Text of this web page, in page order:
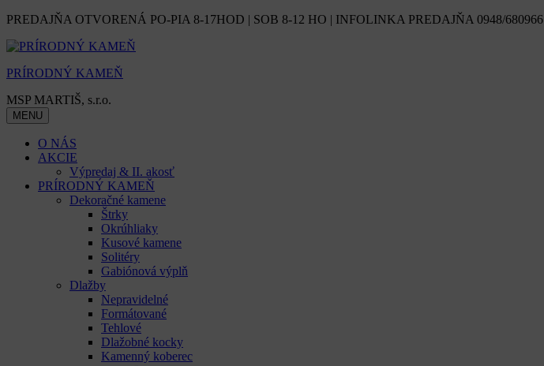
Skip
content
PREDAJŇA OTVORENÁ PO-PIA 8-17HOD | SOB 8-12 HO | INFOLINKA PREDAJŇA 0948/680966
PRÍRODNÝ KAMEŇ
MSP MARTIŠ, s.r.o.
MENU
O NÁS
AKCIE
Výpredaj & II. akosť
PRÍRODNÝ KAMEŇ
Dekoračné kamene
Štrky
Okrúhliaky
Kusové kamene
Solitéry
Gabiónová výplň
Dlažby
Nepravidelné
Formátované
Tehlové
Dlažobné kocky
Kamenný koberec